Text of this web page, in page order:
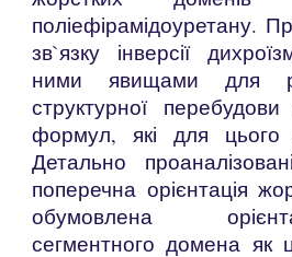
поліефірамідоуретану.
зв`язку інверсії
ними явищами для
структурної
формул, які для цього
Детально
поперечна орієнтація
обумовлена
сегментного домена як